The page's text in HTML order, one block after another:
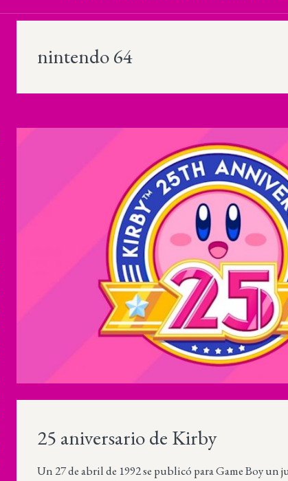
nintendo 64
25 aniversario de Kirby
Un 27 de abril de 1992 se publicó para Game Boy un